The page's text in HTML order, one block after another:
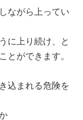
ながら上ってい
に上り続け、と
とができます。
込まれる危険を